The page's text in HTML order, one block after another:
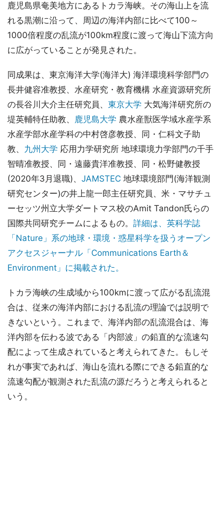
鹿児島県奄美地方にあるトカラ海峡。その海山上を流
れる黒潮に沿って、周辺の海洋内部に比べて100～
1000倍程度の乱流が100km程度に渡って海山下流方向
に広がっていることが発見された。
同成果は、東京海洋大学(海洋大) 海洋環境科学部門の
長井健容准教授、水産研究・教育機構 水産資源研究所
の長谷川大介主任研究員、 東京大学 大気海洋研究所の
堤英輔特任助教、 鹿児島大学 農水産獣医学域水産学系
水産学部水産学科の中村啓彦教授、同・仁科文子助
教、 九州大学 応用力学研究所 地球環境力学部門の千手
智晴准教授、同・遠藤貴洋准教授、同・松野健教授
(2020年3月退職)、 JAMSTEC 地球環境部門(海洋観測
研究センター)の井上龍一郎主任研究員、米・マサチュ
ーセッツ州立大学ダートマス校のAmit Tandon氏らの
国際共同研究チームによるもの。 詳細は、英科学誌
「Nature」系の地球・環境・惑星科学を扱うオープン
アクセスジャーナル「Communications Earth＆
Environment」に掲載された。
トカラ海峡の生成域から100kmに渡って広がる乱流混
合は、従来の海洋内部における乱流の理論では説明で
きないという。これまで、海洋内部の乱流混合は、海
洋内部を伝わる波である「内部波」の鉛直的な流速勾
配によって生成されていると考えられてきた。もしそ
れが事実であれば、海山を流れる際にできる鉛直的な
流速勾配が観測された乱流の源だろうと考えられると
いう。